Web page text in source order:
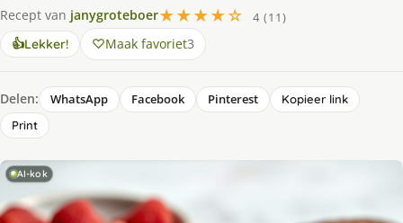
Recept van janygroteboer★★★★☆
4 (11)
👍Lekker! Maak favoriet3
Delen: WhatsApp Facebook Pinterest
Kopieer link
Print
AI-kok